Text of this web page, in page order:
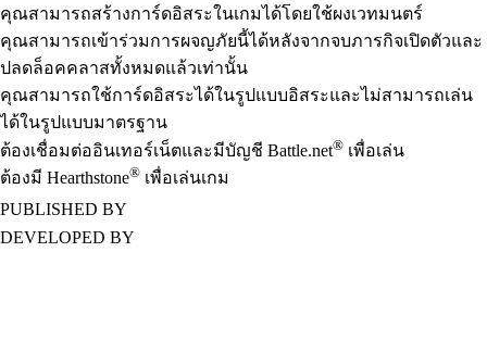
คุณสามารถสร้างการ์ดอิสระในเกมได้โดยใช้ผงเวทมนตร์
คุณสามารถเข้าร่วมการผจญภัยนี้ได้หลังจากจบภารกิจเปิดตัวและ
ปลดล็อคคลาสทั้งหมดแล้วเท่านั้น
คุณสามารถใช้การ์ดอิสระได้ในรูปแบบอิสระและไม่สามารถเล่น
ได้ในรูปแบบมาตรฐาน
ต้องเชื่อมต่ออินเทอร์เน็ตและมีบัญชี Battle.net® เพื่อเล่น
ต้องมี Hearthstone® เพื่อเล่นเกม
PUBLISHED BY
DEVELOPED BY